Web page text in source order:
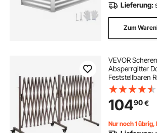
Lieferung:
Zum
VEVOR
Absperrgitter
Feststellbaren
Scherensperre
Verstellbar,
Warnwirkung,
Außenbereich &
10490€
Nur noch 1